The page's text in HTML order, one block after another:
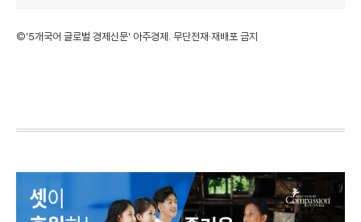
©'5개국어 글로벌 경제신문' 아주경제. 무단전재·재배포 금지